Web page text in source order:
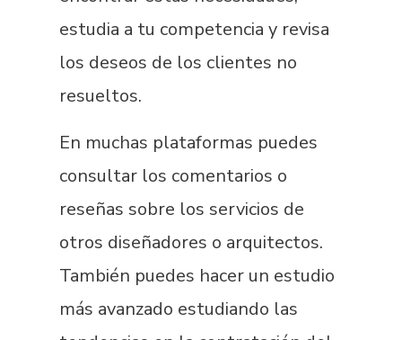
estudia a tu competencia y revisa
los deseos de los clientes no
resueltos.
En muchas plataformas puedes
consultar los comentarios o
reseñas sobre los servicios de
otros diseñadores o arquitectos.
También puedes hacer un estudio
más avanzado estudiando las